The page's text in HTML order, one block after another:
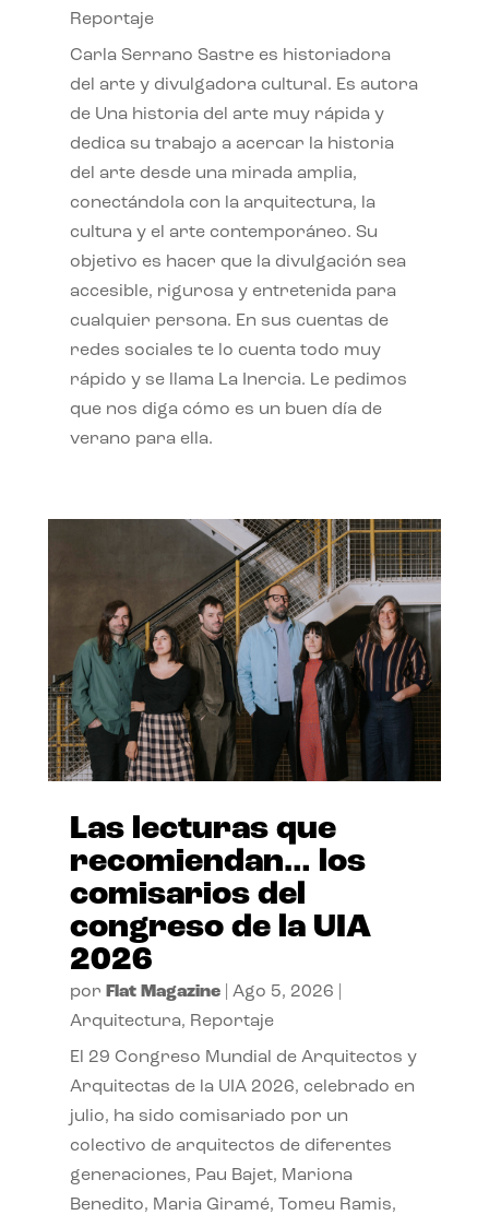
Reportaje
Carla Serrano Sastre es historiadora
del arte y divulgadora cultural. Es autora
de Una historia del arte muy rápida y
dedica su trabajo a acercar la historia
del arte desde una mirada amplia,
conectándola con la arquitectura, la
cultura y el arte contemporáneo. Su
objetivo es hacer que la divulgación sea
accesible, rigurosa y entretenida para
cualquier persona. En sus cuentas de
redes sociales te lo cuenta todo muy
rápido y se llama La Inercia. Le pedimos
que nos diga cómo es un buen día de
verano para ella.
Las lecturas que
recomiendan… los
comisarios del
congreso de la UIA
2026
por Flat Magazine| Ago 5, 2026
Arquitectura, Reportaje
El 29 Congreso Mundial de Arquitectos y
Arquitectas de la UIA 2026, celebrado en
julio, ha sido comisariado por un
colectivo de arquitectos de diferentes
generaciones, Pau Bajet, Mariona
Benedito, Maria Giramé, Tomeu Ramis,